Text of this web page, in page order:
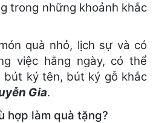
trong những khoảnh khắc
quà nhỏ, lịch sự và có
việc hằng ngày, có thể
bút ký tên, bút ký gỗ khắc
Gia.
hợp làm quà tặng?